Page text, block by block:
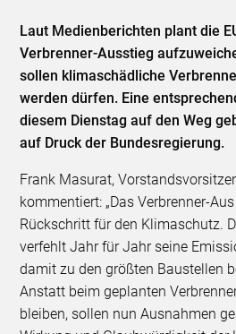
Laut Medienberichten plant die
Verbrenner-Ausstieg
sollen klimaschädliche
werden dürfen. Eine
diesem Dienstag auf den Weg
auf Druck der Bundesregierung.
Frank Masurat,
kommentiert: „Das Verbrenner-
Rückschritt für den Klimaschutz.
verfehlt Jahr für Jahr seine
damit zu den größten Baustellen
Anstatt beim geplanten
bleiben, sollen nun Ausnahmen